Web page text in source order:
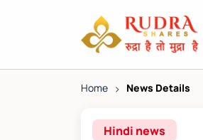
Home > News Details
Hindi news